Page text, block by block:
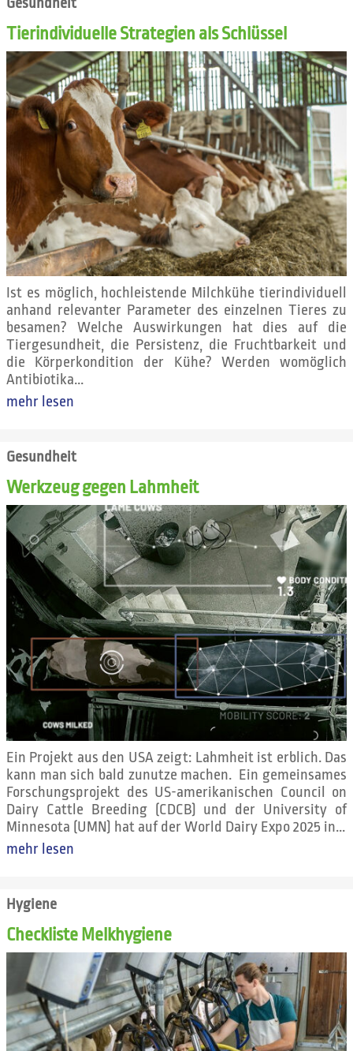
Tierindividuelle Strategien als Schlüssel
Ist es möglich, hochleistende Milchkühe tierindividuell
anhand relevanter Parameter des einzelnen Tieres zu
besamen? Welche Auswirkungen hat dies auf die
Tiergesundheit, die Persistenz, die Fruchtbarkeit und
die Körperkondition der Kühe? Werden womöglich
Antibiotika...
mehr lesen
Werkzeug gegen Lahmheit
Gesundheit
Ein Projekt aus den USA zeigt: Lahmheit ist erblich. Das
kann man sich bald zunutze machen. Ein gemeinsames
Forschungsprojekt des US-amerikanischen Council on
Dairy Cattle Breeding (CDCB) und der University of
Minnesota (UMN) hat auf der World Dairy Expo 2025 in...
mehr lesen
Checkliste Melkhygiene
Hygiene